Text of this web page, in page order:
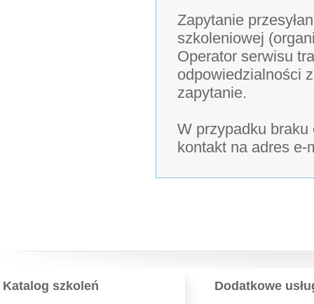
Zapytanie
szkoleniowej
Operator serwisu
odpowiedzialności
zapytanie.
W przypadku
kontakt na adres
Katalog szkoleń Dodatkowe